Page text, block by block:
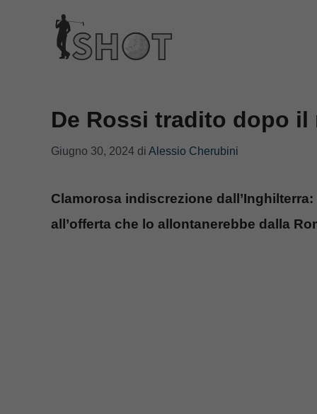
contenuto
De Rossi tradito dopo
Giugno 30, 2024 di Alessio Cherubini
Clamorosa indiscrezione
all’offerta che lo allontanerebbe dalla